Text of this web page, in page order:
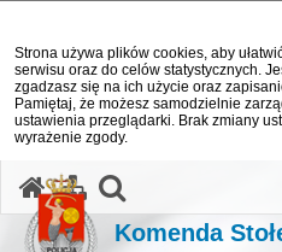
Strona używa plików cookies, aby
serwisu oraz do celów statystycznych.
zgadzasz się na ich użycie oraz
Pamiętaj, że możesz samodzielnie
ustawienia przeglądarki. Brak zmiany
wyrażenie zgody.
Komenda